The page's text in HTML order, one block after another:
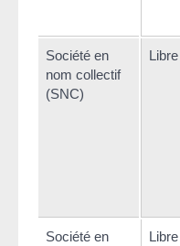
Société en
nom collectif
(SNC)
Libre
Société en
Libre